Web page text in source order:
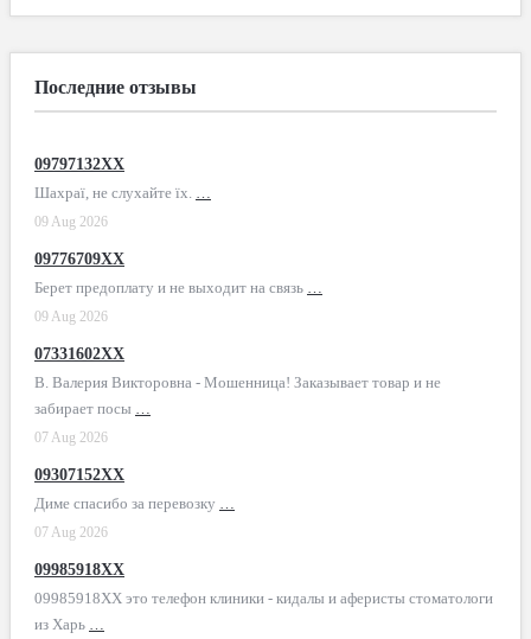
Последние отзывы
09797132XX
Шахраї, не слухайте їх. …
09 Aug 2026
09776709XX
Берет предоплату и не выходит на связь …
09 Aug 2026
07331602XX
В. Валерия Викторовна - Мошенница! Заказывает товар и не
забирает посы …
07 Aug 2026
09307152XX
Диме спасибо за перевозку …
07 Aug 2026
09985918XX
09985918XX это телефон клиники - кидалы и аферисты стоматологи
из Харь …